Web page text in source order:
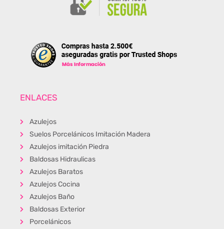
ENLACES
Azulejos
Suelos Porcelánicos Imitación Madera
Azulejos imitación Piedra
Baldosas Hidraulicas
Azulejos Baratos
Azulejos Cocina
Azulejos Baño
Baldosas Exterior
Porcelánicos